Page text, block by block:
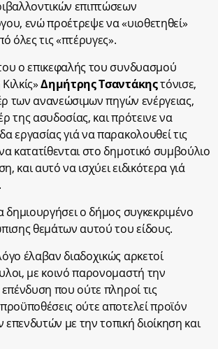
επιπτώσεων
ενώ προέτρεψε να «υιοθετηθεί»
όλες τις «πτέρυγες».
ο επικεφαλής του συνδυασμού
Δημήτρης Τσαντάκηςτόνισε,
των ανανεώσιμων πηγών ενέργειας,
της ασυδοσίας, και πρότεινε να
εργασίας γιά να παρακολουθεί τις
κατατίθενται στο δημοτικό συμβούλιο
και αυτό να ισχύει ειδικότερα γιά
δημιουργήσει ο δήμος συγκεκριμένο
θεμάτων αυτού του είδους.
έλαβαν διαδοχικώς αρκετοί
με κοινό παρονομαστή την
που ούτε πληροί τις
ούτε αποτελεί προϊόν
με την τοπική διοίκηση και